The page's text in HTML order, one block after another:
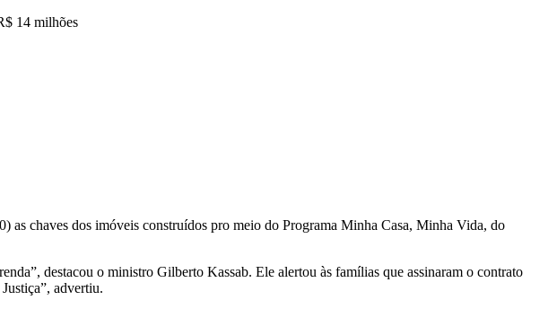
14 milhões
as chaves dos imóveis construídos pro meio do Programa Minha Casa, Minha Vida, do
destacou o ministro Gilberto Kassab. Ele alertou às famílias que assinaram o contrato
advertiu.